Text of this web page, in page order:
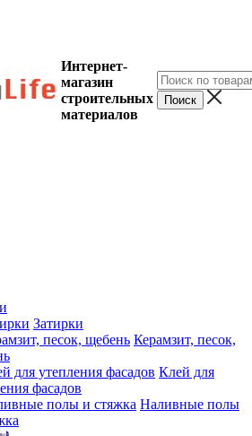
Интернет-
магазин
строительных
материалов
Затирки
Керамзит, песок,
Клей для
фасадов
Наливные полы